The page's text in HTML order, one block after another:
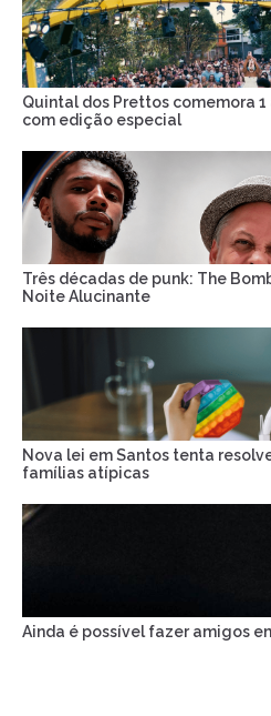
Quintal dos Prettos comemora
com edição especial
Três décadas de punk: The
Noite Alucinante
Nova lei em Santos tenta
famílias atípicas
Ainda é possível fazer amigos